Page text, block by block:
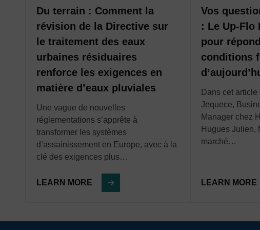
écosystèmes fragiles et essentiels, tout en limitant les
déversements d’eaux usées.
Nos enregistreurs de données, systèmes de télémétrie,
fournissent une vision en temps réel des conditions
systèmes. Ils permettent ainsi d’améliorer la gestion des
Du terrain : Comment la
révision de la Directive sur
le traitement des eaux
urbaines résiduaires
renforce les exigences en
matière d’eaux pluviales
Une vague de nouvelles
réglementations s’apprête à
transformer les systèmes
d’assainissement en Europe, avec à la
clé des exigences plus…
LEARN MORE
Vos
: Le Up-Flo
pour
conditions
Dans cet
Jequece,
Manager chez
Hugues Julien,
marché…
LEARN MORE